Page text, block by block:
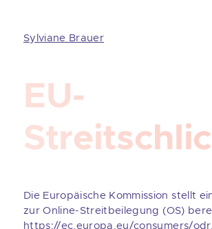
Sylviane Brauer
EU-
Die Europäische Kommission stellt
zur Online-Streitbeilegung (OS)
https://ec.europa.eu/consumers/